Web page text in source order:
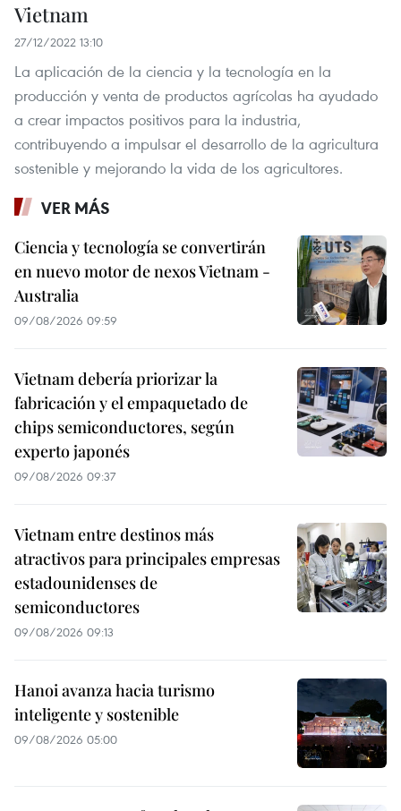
Vietnam
27/12/2022 13:10
La aplicación de la ciencia y la tecnología en la
producción y venta de productos agrícolas ha ayudado
a crear impactos positivos para la industria,
contribuyendo a impulsar el desarrollo de la agricultura
sostenible y mejorando la vida de los agricultores.
VER MÁS
Ciencia y tecnología se convertirán
en nuevo motor de nexos Vietnam -
Australia
09/08/2026 09:59
Vietnam debería priorizar la
fabricación y el empaquetado de
chips semiconductores, según
experto japonés
09/08/2026 09:37
Vietnam entre destinos más
atractivos para principales empresas
estadounidenses de
semiconductores
09/08/2026 09:13
Hanoi avanza hacia turismo
inteligente y sostenible
09/08/2026 05:00